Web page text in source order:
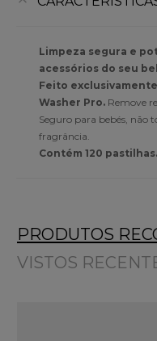
Limpeza segura e
acessórios do seu
Feito
Washer Pro. Remove
Seguro para bebés, não
fragrância.
Contém 120 pastilhas.
PRODUTOS
VISTOS